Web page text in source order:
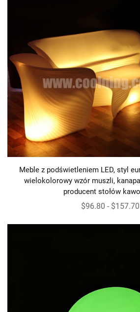
Meble z podświetleniem LED, styl
wielokolorowy wzór muszli,
producent stołów
$96.80 - $157.70